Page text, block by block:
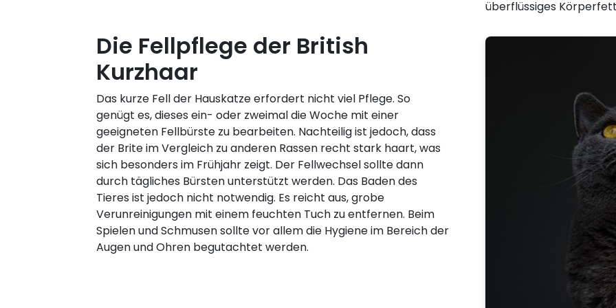
überflüssiges
Die Fellpflege der British
Kurzhaar
Das kurze Fell der Hauskatze erfordert nicht viel Pflege. So
genügt es, dieses ein- oder zweimal die Woche mit einer
geeigneten Fellbürste zu bearbeiten. Nachteilig ist jedoch, dass
der Brite im Vergleich zu anderen Rassen recht stark haart, was
sich besonders im Frühjahr zeigt. Der Fellwechsel sollte dann
durch tägliches Bürsten unterstützt werden. Das Baden des
Tieres ist jedoch nicht notwendig. Es reicht aus, grobe
Verunreinigungen mit einem feuchten Tuch zu entfernen. Beim
Spielen und Schmusen sollte vor allem die Hygiene im Bereich der
Augen und Ohren begutachtet werden.